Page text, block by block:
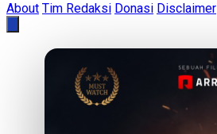
About Tim Redaksi Donasi Disclaimer